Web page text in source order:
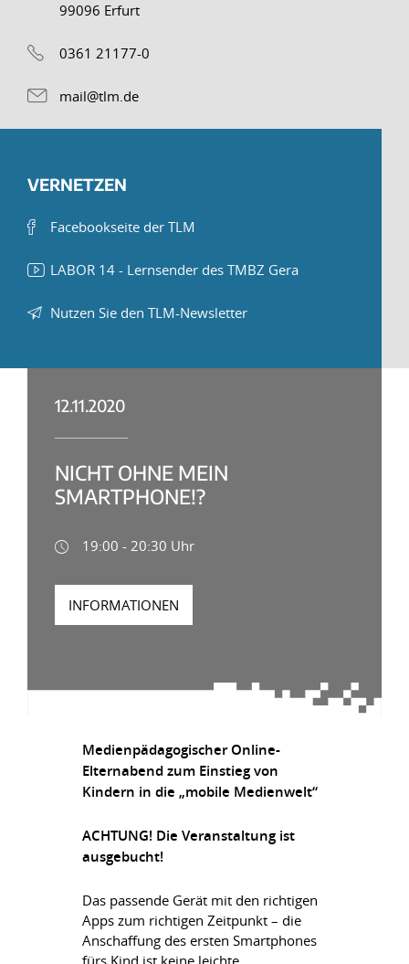
99096 Erfurt
0361 21177-0
mail@tlm.de
VERNETZEN
Facebookseite der TLM
LABOR 14 - Lernsender des TMBZ Gera
Nutzen Sie den TLM-Newsletter
12.11.2020
NICHT OHNE MEIN
SMARTPHONE!?
19:00 - 20:30 Uhr
INFORMATIONEN
Medienpädagogischer Online-
Elternabend zum Einstieg von
Kindern in die „mobile Medienwelt“
ACHTUNG! Die Veranstaltung ist
ausgebucht!
Das passende Gerät mit den richtigen
Apps zum richtigen Zeitpunkt – die
Anschaffung des ersten Smartphones
fürs Kind ist keine leichte